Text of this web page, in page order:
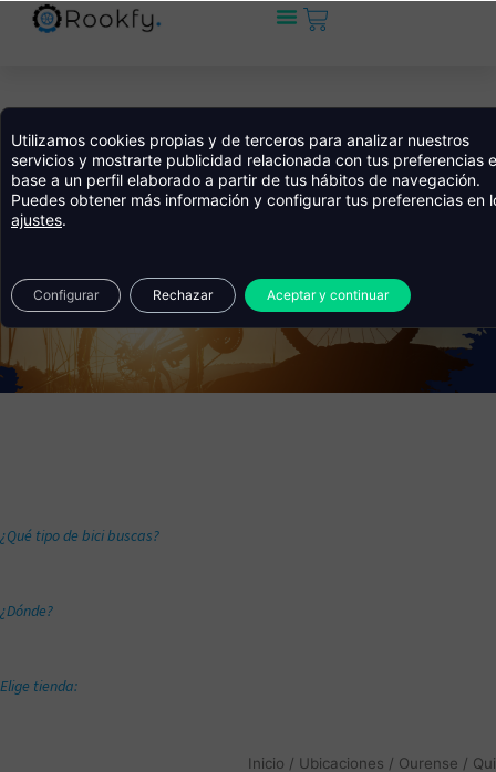
Alquiler de bicis en Quintela de Canedo
¿Qué tipo de bici buscas?
¿Dónde?
Elige tienda:
Inicio / Ubicaciones / Ourense /
Utilizamos cookies propias y de terceros para analizar nuestros
servicios y mostrarte publicidad relacionada con tus preferencias
base a un perfil elaborado a partir de tus hábitos de navegación.
Puedes obtener más información y configurar tus preferencias en
ajustes.
Aceptar y continuar
Rechazar
Configurar